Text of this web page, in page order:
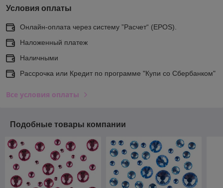
Условия оплаты
Онлайн-оплата через систему ”Расчет“ (EPOS).
Наложенный платеж
Наличными
Рассрочка или Кредит по программе "Купи со Сбербанком"
Все условия оплаты
Подобные товары компании